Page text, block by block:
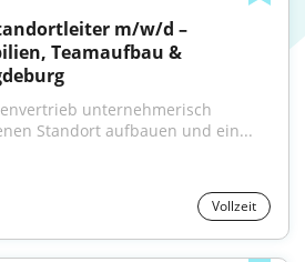
m/w/d –
Teamaufbau &
unternehmerisch
Standort aufbauen und ein...
Vollzeit